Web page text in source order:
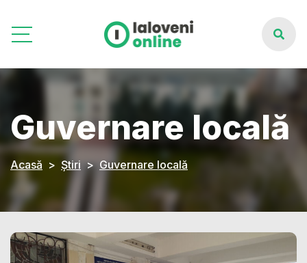
Guvernare locală
Acasă Știri Guvernare locală